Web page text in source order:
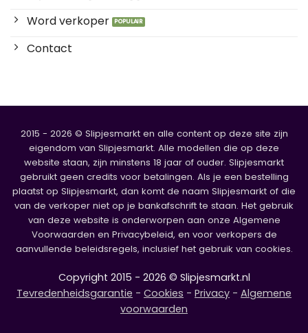
Word verkoper
Contact
2015 - 2026 © Slipjesmarkt en alle content op deze site zijn
eigendom van Slipjesmarkt. Alle modellen die op deze
website staan, zijn minstens 18 jaar of ouder. Slipjesmarkt
gebruikt geen credits voor betalingen. Als je een bestelling
plaatst op Slipjesmarkt, dan komt de naam Slipjesmarkt of die
van de verkoper niet op je bankafschrift te staan. Het gebruik
van deze website is onderworpen aan onze Algemene
Voorwaarden en Privacybeleid, en voor verkopers de
aanvullende beleidsregels, inclusief het gebruik van cookies.
Copyright 2015 - 2026 © Slipjesmarkt.nl
Tevredenheidsgarantie - Cookies - Privacy - Algemene
voorwaarden